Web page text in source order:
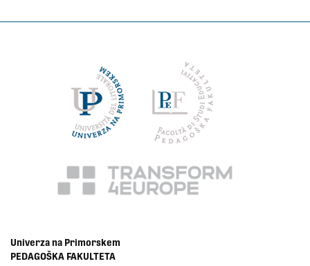
Univerza na Primorskem
PEDAGOŠKA FAKULTETA